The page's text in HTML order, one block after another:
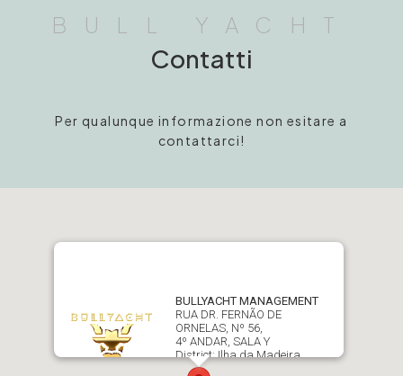
BULL YACHT
Contatti
Per qualunque informazione non esitare a
contattarci!
BULLYACHT MANAGEMENT
RUA DR. FERNÃO DE
ORNELAS, Nº 56,
4º ANDAR, SALA Y
District: Ilha da Madeira
D9050 021 Funchal